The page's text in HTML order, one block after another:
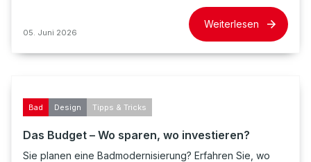
05. Juni 2026
Weiterlesen
Bad Design Tipps & Tricks
Das Budget – Wo sparen, wo investieren?
Sie planen eine Badmodernisierung? Erfahren Sie, wo